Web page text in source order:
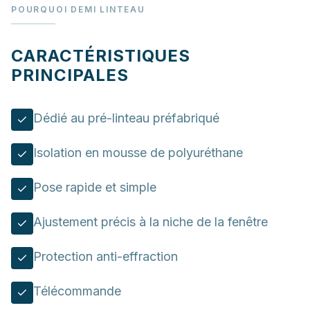
POURQUOI DEMI LINTEAU
CARACTÉRISTIQUES
PRINCIPALES
Dédié au pré-linteau préfabriqué
Isolation en mousse de polyuréthane
Pose rapide et simple
Ajustement précis à la niche de la fenêtre
Protection anti-effraction
Télécommande